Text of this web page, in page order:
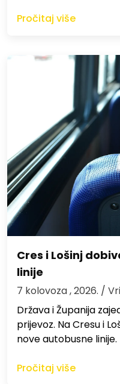
Pročitaj više
Cres i Lošinj
linije
7 kolovoza , 2026. /
Država i Županija
prijevoz. Na Cresu i
nove autobusne
Pročitaj više